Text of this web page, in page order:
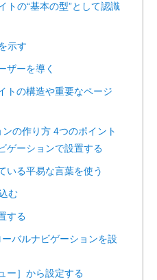
トの“基本の型”として認識
示す
ザーを導く
トの構造や重要なページ
の作り方 4つのポイント
ゲーションで設置する
いる平易な言葉を使う
む
する
バルナビゲーションを設
ー］から設定する